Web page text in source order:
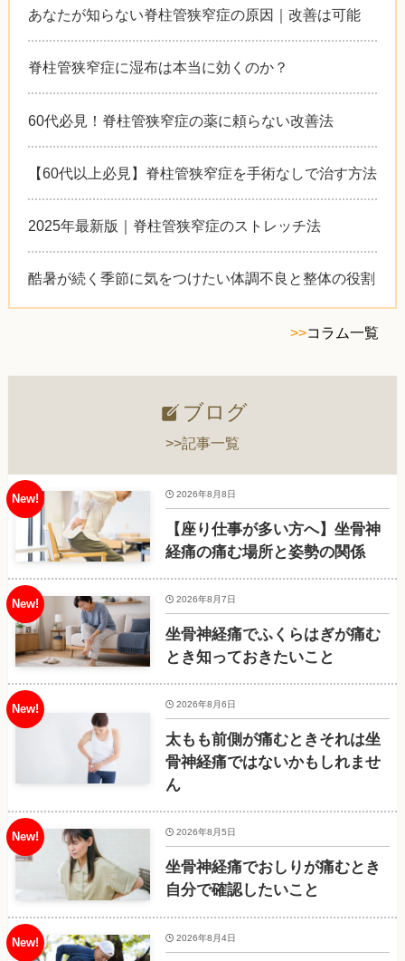
あなたが知らない脊柱管狭窄症の原因｜改善は可能
脊柱管狭窄症に湿布は本当に効くのか？
60代必見！脊柱管狭窄症の薬に頼らない改善法
【60代以上必見】脊柱管狭窄症を手術なしで治す方法
2025年最新版｜脊柱管狭窄症のストレッチ法
酷暑が続く季節に気をつけたい体調不良と整体の役割
>>コラム一覧
ブログ
>>記事一覧
【座り仕事が多い方へ】坐骨神
経痛の痛む場所と姿勢の関係
2026年8月8日
坐骨神経痛でふくらはぎが痛む
とき知っておきたいこと
2026年8月7日
太もも前側が痛むときそれは坐
骨神経痛ではないかもしれませ
ん
2026年8月6日
坐骨神経痛でおしりが痛むとき
自分で確認したいこと
2026年8月5日
2026年8月4日